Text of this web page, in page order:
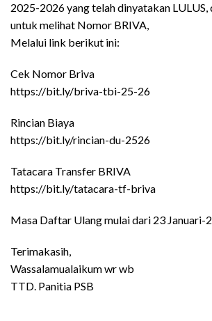
2025-2026 yang telah dinyatakan LULUS,
untuk melihat Nomor BRIVA,
Melalui link berikut ini:
Cek Nomor Briva
https://bit.ly/briva-tbi-25-26
Rincian Biaya
https://bit.ly/rincian-du-2526
Tatacara Transfer BRIVA
https://bit.ly/tatacara-tf-briva
Masa Daftar Ulang mulai dari 23 Januari-
Terimakasih,
Wassalamualaikum wr wb
TTD. Panitia PSB